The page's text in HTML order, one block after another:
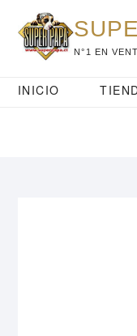
contenido
N°1 EN
INICIO